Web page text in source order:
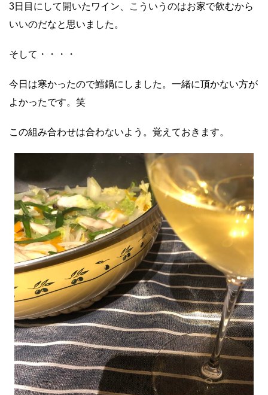
3日目にして開いたワイン、こういうのはお家で飲むから
いいのだなと思いました。
そして・・・・
今日は寒かったので鱈鍋にしました。一緒に頂かない方が
よかったです。笑
この組み合わせは合わないよう。覚えておきます。